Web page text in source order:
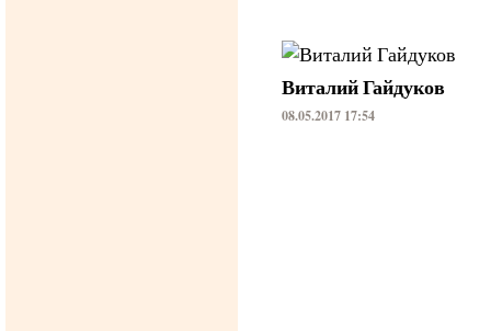
Виталий Гайдуков
08.05.2017 17:54